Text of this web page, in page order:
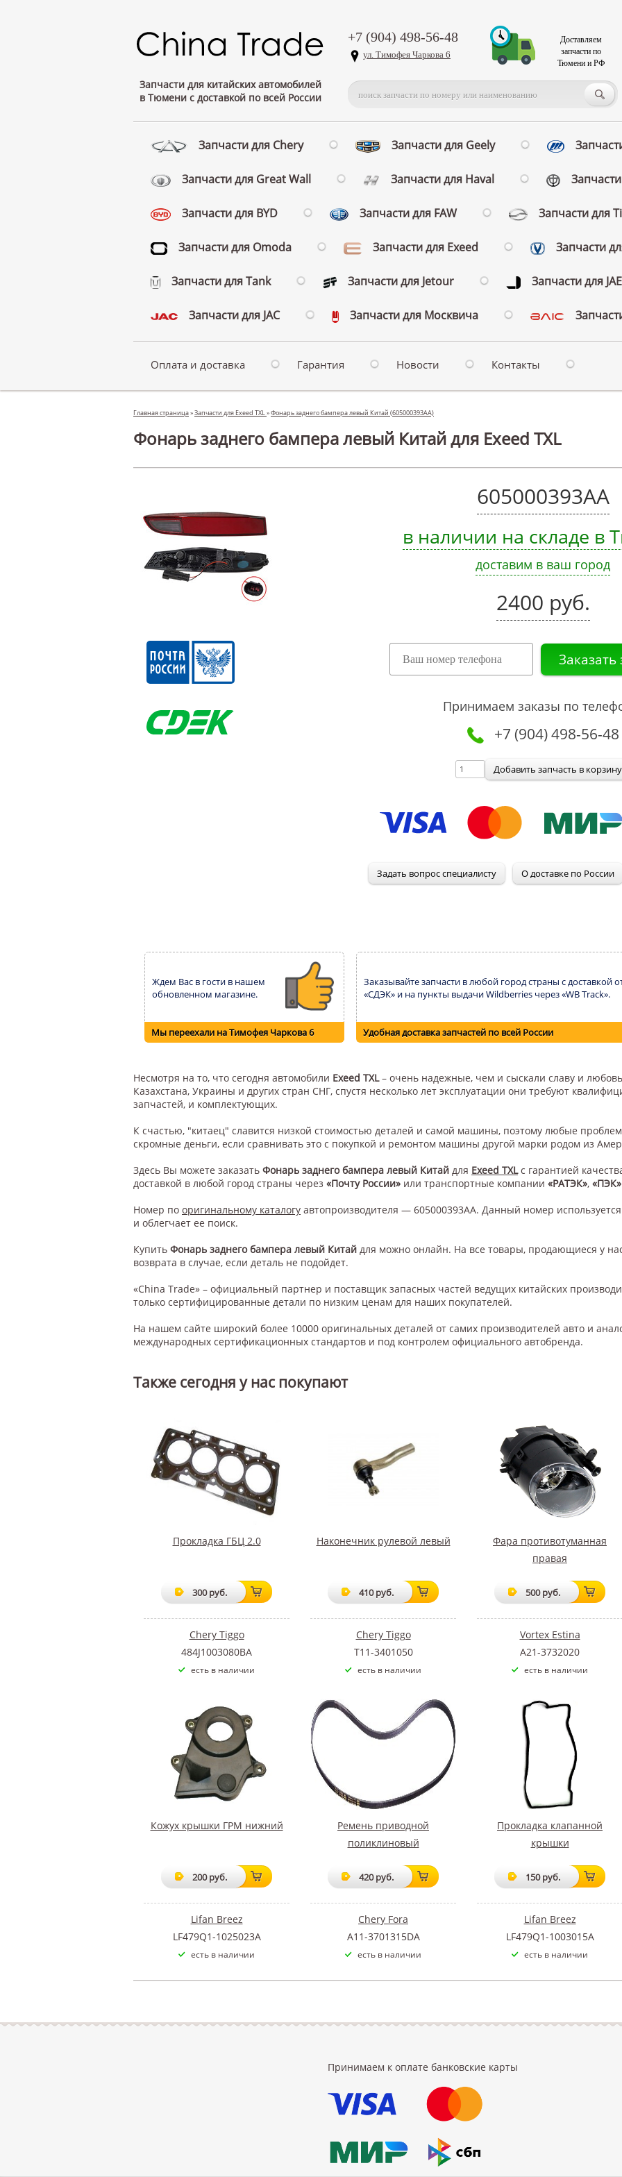
Запчасти для китайских автомобилей
в Тюмени с доставкой по всей России
+7 (904) 498-56-48
ул. Тимофея Чаркова 6
Доставляем
запчасти по
Тюмени и РФ
Запчасти для Chery Запчасти для Geely
Запчасти для Great Wall Запчасти для Haval
Запчасти для BYD Запчасти для FAW Запчасти для
Запчасти для Omoda Запчасти для Exeed Запчасти
Запчасти для Tank Запчасти для Jetour Запчасти для
Запчасти для JAC Запчасти для Москвича
Оплата и доставка Гарантия Новости Контакты
Главная страница»Запчасти для Exeed TXL»Фонарь заднего бампера левый Китай (605000393AA)
Фонарь заднего бампера левый Китай для Exeed TXL
605000393AA
в наличии на складе в
доставим в ваш город
2400 руб.
Принимаем заказы по
+7 (904) 498-56-48
Ждем Вас в гости в нашем
обновленном магазине.
Мы переехали на Тимофея Чаркова 6
Заказывайте запчасти в любой город страны с доставкой
«СДЭК» и на пункты выдачи Wildberries через «WB Track».
Удобная доставка запчастей по всей России
Несмотря на то, что сегодня автомобили Exeed TXL– очень надежные, чем и сыскали славу и
Казахстана, Украины и других стран СНГ, спустя несколько лет эксплуатации они требуют
запчастей, и комплектующих.
К счастью, "китаец" славится низкой стоимостью деталей и самой машины, поэтому любые
скромные деньги, если сравнивать это с покупкой и ремонтом машины другой марки родом из
Здесь Вы можете заказать Фонарь заднего бампера левый Китай для Exeed TXLс гарантией
доставкой в любой город страны через «Почту России» или транспортные компании «РАТЭК», «ПЭК»
Номер по оригинальному каталогу автопроизводителя — 605000393AA. Данный номер
и облегчает ее поиск.
Купить Фонарь заднего бампера левый Китай для можно онлайн. На все товары, продающиеся у
возврата в случае, если деталь не подойдет.
«China Trade» – официальный партнер и поставщик запасных частей ведущих китайских
только сертифицированные детали по низким ценам для наших покупателей.
На нашем сайте широкий более 10000 оригинальных деталей от самих производителей авто и
международных сертификационных стандартов и под контролем официального автобренда.
Также сегодня у нас покупают
Прокладка ГБЦ 2.0
300 руб.
Chery Tiggo
484J1003080BA
есть в наличии
Наконечник рулевой левый
410 руб.
Chery Tiggo
T11-3401050
есть в наличии
Фара противотуманная
правая
500 руб.
Vortex Estina
A21-3732020
есть в наличии
Кожух крышки ГРМ нижний
200 руб.
Lifan Breez
LF479Q1-1025023A
есть в наличии
Ремень приводной
поликлиновый
420 руб.
Chery Fora
A11-3701315DA
есть в наличии
Прокладка клапанной
крышки
150 руб.
Lifan Breez
LF479Q1-1003015A
есть в наличии
Принимаем к оплате банковские карты